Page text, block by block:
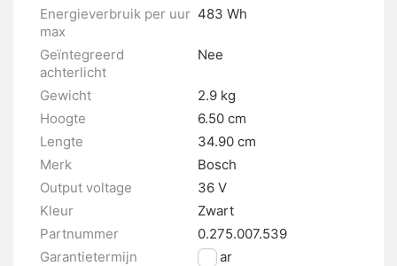
Energieverbruik per uur
max
483 Wh
Geïntegreerd
achterlicht
Nee
Gewicht
2.9 kg
Hoogte
6.50 cm
Lengte
34.90 cm
Merk
Bosch
Output voltage
36 V
Kleur
Zwart
Partnummer
0.275.007.539
Garantietermijn
2 jaar